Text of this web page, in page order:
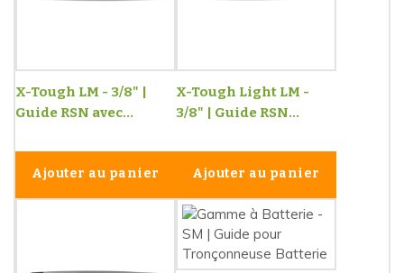
X-Tough LM - 3/8" |
Guide RSN avec...
Ajouter au panier
X-Tough Light LM -
3/8" | Guide RSN...
Ajouter au panier